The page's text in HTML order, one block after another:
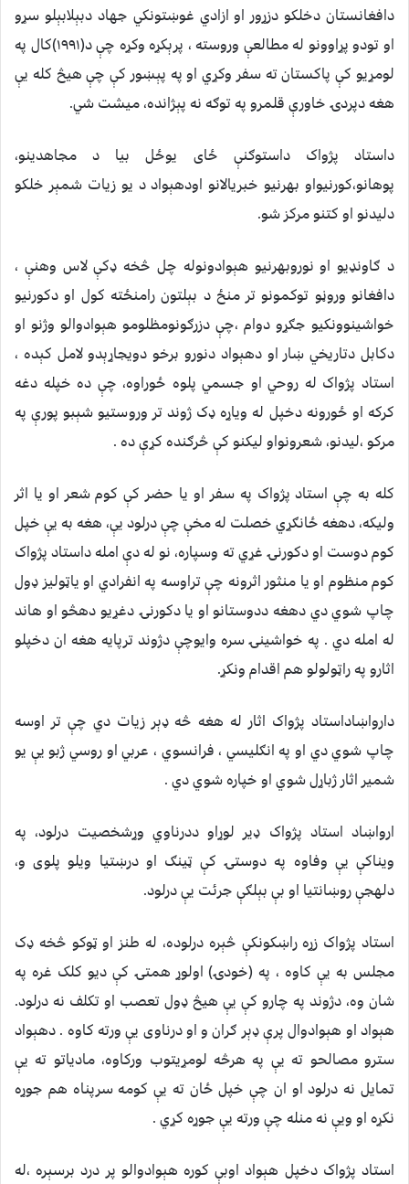
دافغانستان دخلکو دزړور او ازادي غوښتونکي جهاد دبېلابېلو سړو
او تودو پړاوونو له مطالعې وروسته ، پرېکړه وکړه چې د(١٩٩١)کال په
لومړيو کې پاکستان ته سفر وکړي او په پېښور کې چې هيڅ کله يې
هغه دپردۍ خاورې قلمرو په توګه نه پېژانده، ميشت شي.
داستاد پژواک داستوګنې ځاى يوځل بيا د مجاهدينو،
پوهانو،کورنيواو بهرنيو خبريالانو اودهېواد د يو زيات شمېر خلکو
دليدنو او کتنو مرکز شو.
د ګاونډيو او نوروبهرنيو هېوادونوله چل څخه ډکې لاس وهنې ،
دافغانو وروڼو توکمونو تر منځ د بېلتون رامنځته کول او دکورنيو
خواشينوونکيو جګړو دوام ،چې دزرګونومظلومو هېوادوالو وژنو او
دکابل دتاريخي ښار او دهېواد دنورو برخو دويجاړېدو لامل کېده ،
استاد پژواک له روحي او جسمي پلوه ځوراوه، چې ده خپله دغه
کرکه او ځورونه دخپل له وياړه ډک ژوند تر وروستيو شېبو پورې په
مرکو ،ليدنو، شعرونواو ليکنو کې څرګنده کړې ده .
کله به چې استاد پژواک په سفر او يا حضر کې کوم شعر او يا اثر
وليکه، دهغه ځانګړي خصلت له مخې چې درلود يې، هغه به يې خپل
کوم دوست او دکورنۍ غړي ته وسپاره، نو له دې امله داستاد پژواک
کوم منظوم او يا منثور اثرونه چې تراوسه په انفرادي او ياټوليز ډول
چاپ شوي دي دهغه ددوستانو او يا دکورنۍ دغړيو دهڅو او هاند
له امله دي . په خواشينۍ سره وايوچې دژوند ترپايه هغه ان دخپلو
اثارو په راټولولو هم اقدام ونکړ.
دارواښاداستاد پژواک اثار له هغه څه ډېر زيات دي چې تر اوسه
چاپ شوي دي او په انګليسي ، فرانسوي ، عربي او روسي ژبو يې يو
شمير اثار ژباړل شوي او خپاره شوي دي .
ارواښاد استاد پژواک ډير لوړاو ددرناوي وړشخصيت درلود، په
ويناکې يې وفاوه په دوستۍ کې ټينګ او درښتيا ويلو پلوى و،
دلهجې روښانتيا او بې بېلګې جرئت يې درلود.
استاد پژواک زړه راښکونکې څېره درلوده، له طنز او ټوکو څخه ډک
مجلس به يې کاوه ، په (خودۍ) اولوړ همتۍ کې ديو کلک غره په
شان وه، دژوند په چارو کې يې هيڅ ډول تعصب او تکلف نه درلود.
هېواد او هېوادوال پرې ډېر ګران و او درناوى يې ورته کاوه . دهېواد
سترو مصالحو ته يې په هرڅه لومړيتوب ورکاوه، مادياتو ته يې
تمايل نه درلود او ان چې خپل ځان ته يې کومه سرپناه هم جوړه
نکړه او ويې نه منله چې ورته يې جوړه کړي .
استاد پژواک دخپل هېواد اوبې کوره هېوادوالو پر درد برسېره ،له